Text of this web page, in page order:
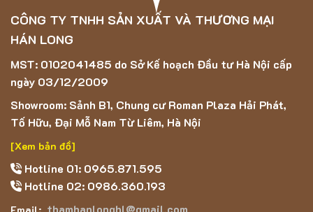
hoặc sử dụng ngồi chơi, nằm nghỉ.
Giữ màu bền bỉ
phai màu, bay màu theo thời gian.
Thiết kế hiện đại
thất: hiện đại, tối giản, vintage,…
Ứng dụng thực tế
Trang trí nội thất phòng khách, phòng ngủ, phòng làm việc.
Lót sàn showroom, salon, studio chụp ảnh, khách sạn,
CÔNG TY TNHH SẢN XUẤT VÀ THƯƠNG MẠI
HÁN LONG
MST: 0102041485 do Sở Kế hoạch Đầu tư Hà Nội cấp
ngày 03/12/2009
Showroom: Sảnh B1, Chung cư Roman Plaza Hải Phát,
Tố Hữu, Đại Mỗ Nam Từ Liêm, Hà Nội
[Xem bản đồ]
Hotline 01: 0965.871.595
Hotline 02: 0986.360.193
Email: thamhanlonghl@gmail.com